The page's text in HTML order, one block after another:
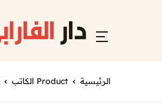
الرئيسية Product الكاتب